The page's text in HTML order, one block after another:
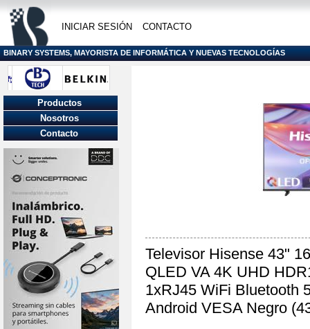
INICIAR SESIÓN CONTACTO
BINARY SYSTEMS, MAYORISTA DE INFORMÁTICA Y NUEVAS TECNOLOGÍAS
Televisor Hisense 43"
QLED VA 4K UHD
1xRJ45 WiFi Bluetooth
Android VESA Negro
Productos
Nosotros
Contacto